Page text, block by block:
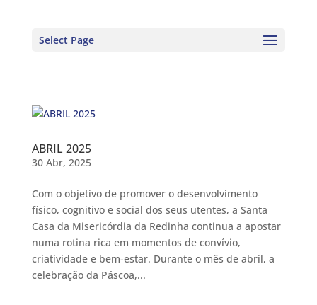
Select Page
ABRIL 2025
30 Abr, 2025
Com o objetivo de promover o desenvolvimento
físico, cognitivo e social dos seus utentes, a Santa
Casa da Misericórdia da Redinha continua a apostar
numa rotina rica em momentos de convívio,
criatividade e bem-estar. Durante o mês de abril, a
celebração da Páscoa,...